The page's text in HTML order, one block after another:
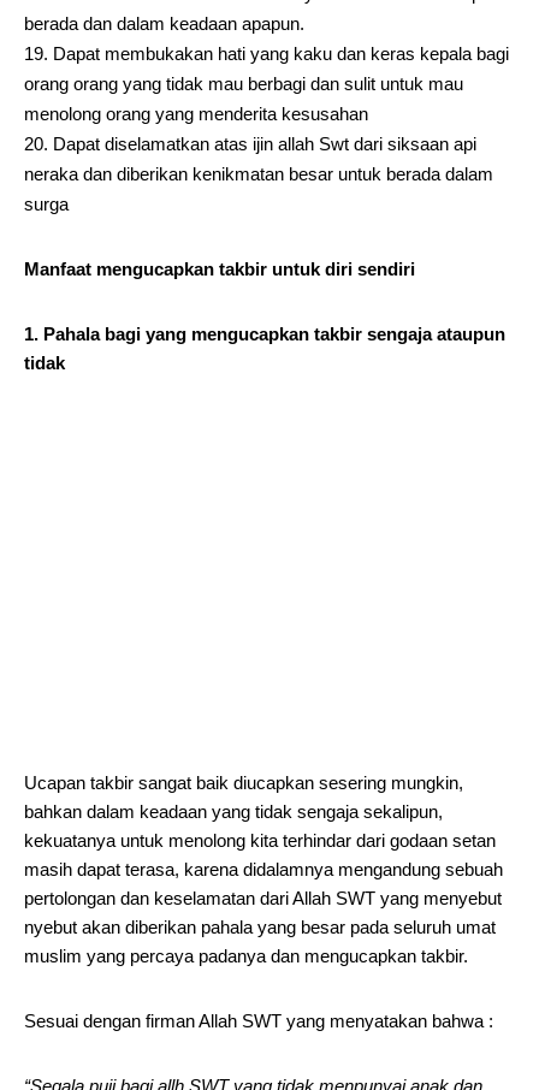
berada dan dalam keadaan apapun.
Dapat membukakan hati yang kaku dan keras kepala bagi
orang orang yang tidak mau berbagi dan sulit untuk mau
menolong orang yang menderita kesusahan
Dapat diselamatkan atas ijin allah Swt dari siksaan api
neraka dan diberikan kenikmatan besar untuk berada dalam
surga
Manfaat mengucapkan takbir untuk diri sendiri
1. Pahala bagi yang mengucapkan takbir sengaja ataupun
tidak
Ucapan takbir sangat baik diucapkan sesering mungkin,
bahkan dalam keadaan yang tidak sengaja sekalipun,
kekuatanya untuk menolong kita terhindar dari godaan setan
masih dapat terasa, karena didalamnya mengandung sebuah
pertolongan dan keselamatan dari Allah SWT yang menyebut
nyebut akan diberikan pahala yang besar pada seluruh umat
muslim yang percaya padanya dan mengucapkan takbir.
Sesuai dengan firman Allah SWT yang menyatakan bahwa :
“Segala puji bagi allh SWT yang tidak menpunyai anak dan